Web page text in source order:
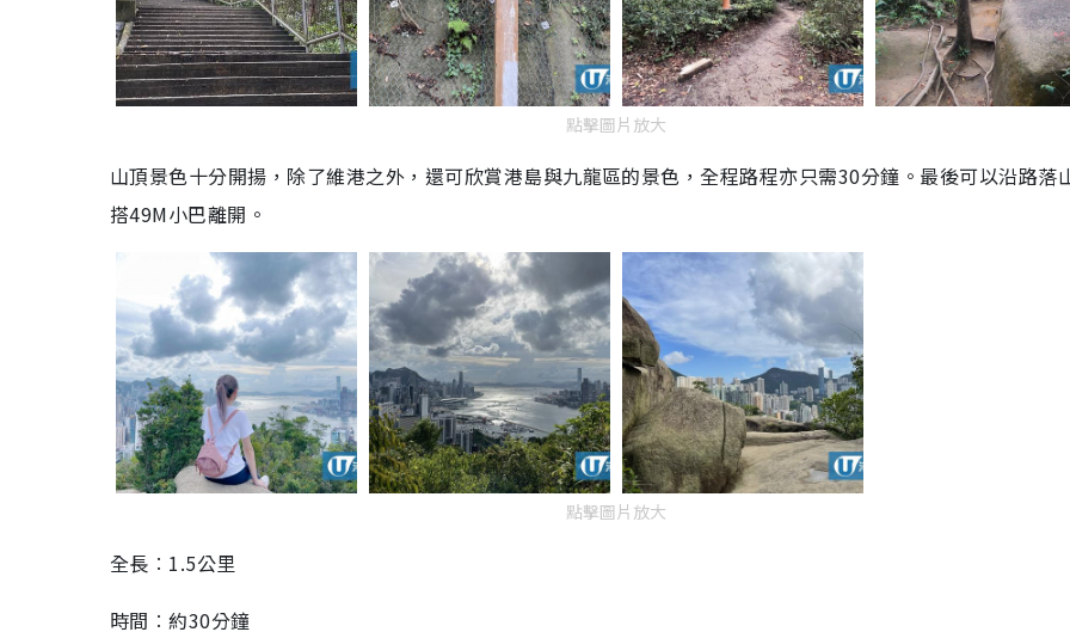
T
i
m
點擊圖片放大
山頂景色十分開揚，除了維港之外，還可欣賞港島與九龍區的景色，全程路程亦只需30分鐘。最後可以沿路落
搭49M小巴離開。
點擊圖片放大
全長︰1.5公里
時間︰約30分鐘